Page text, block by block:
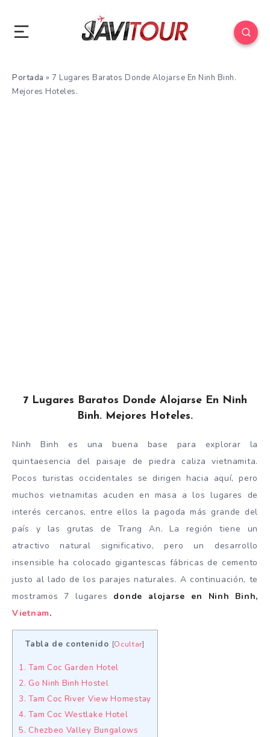
Portada » 7 Lugares Baratos Donde Alojarse En Ninh Binh.
Mejores Hoteles.
7 Lugares Baratos Donde Alojarse En Ninh
Binh. Mejores Hoteles.
Ninh Binh es una buena base para explorar la
quintaesencia del paisaje de piedra caliza vietnamita.
Pocos turistas occidentales se dirigen hacia aquí, pero
muchos vietnamitas acuden en masa a los lugares de
interés cercanos, entre ellos la pagoda más grande del
país y las grutas de Trang An. La región tiene un
atractivo natural significativo, pero un desarrollo
insensible ha colocado gigantescas fábricas de cemento
justo al lado de los parajes naturales. A continuación, te
mostramos 7 lugares donde alojarse en Ninh Binh,
Vietnam.
Tabla de contenido [Ocultar]
1. Tam Coc Garden Hotel
2. Go Ninh Binh Hostel
3. Tam Coc River View Homestay
4. Tam Coc Westlake Hotel
5. Chezbeo Valley Bungalows